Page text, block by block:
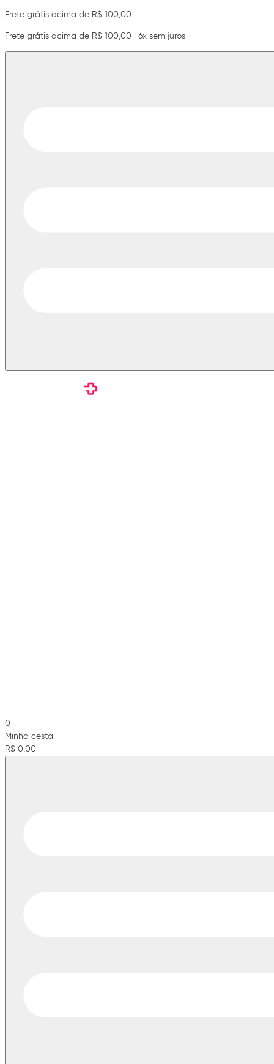
Frete grátis acima de R$ 100,00
Frete grátis acima de R$ 100,00 | 6x sem juros
0
Minha cesta
R$ 0,00